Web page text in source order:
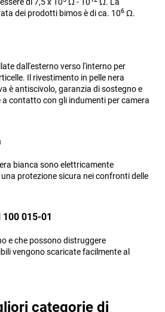
dei prodotti bimos è di ca. 106 Ω.
dall'esterno verso l'interno per
Il rivestimento in pelle nera
è antiscivolo, garanzia di sostegno e
contatto con gli indumenti per camera
bianca sono elettricamente
protezione sicura nei confronti delle
015-01
e che possono distruggere
vengono scaricate facilmente al
categorie di